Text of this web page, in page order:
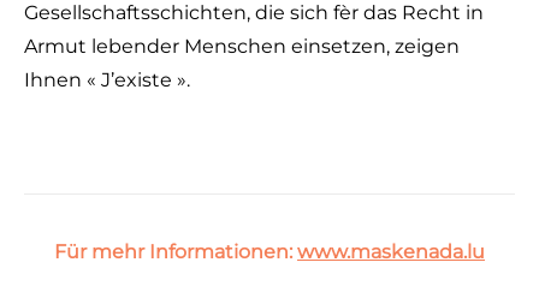
Gesellschaftsschichten, die sich fèr das Recht in
Armut lebender Menschen einsetzen, zeigen
Ihnen « J’existe ».
Für mehr Informationen: www.maskenada.lu